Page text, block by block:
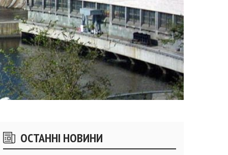
Бічні
віджети
ОСТАННІ НОВИНИ